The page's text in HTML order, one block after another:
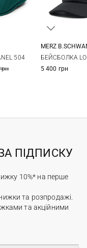
504
MERZ
БЕЙСБОЛКА
5 400 грн
ПІДПИСКУ
10%* на перше
та розпродажі.
та акційними